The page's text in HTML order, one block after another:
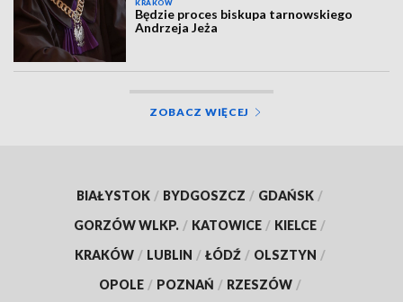
KRAKÓW
Będzie proces biskupa tarnowskiego
Andrzeja Jeża
ZOBACZ WIĘCEJ
BIAŁYSTOK / BYDGOSZCZ / GDAŃSK /
GORZÓW WLKP. / KATOWICE / KIELCE /
KRAKÓW / LUBLIN / ŁÓDŹ / OLSZTYN /
OPOLE / POZNAŃ / RZESZÓW /